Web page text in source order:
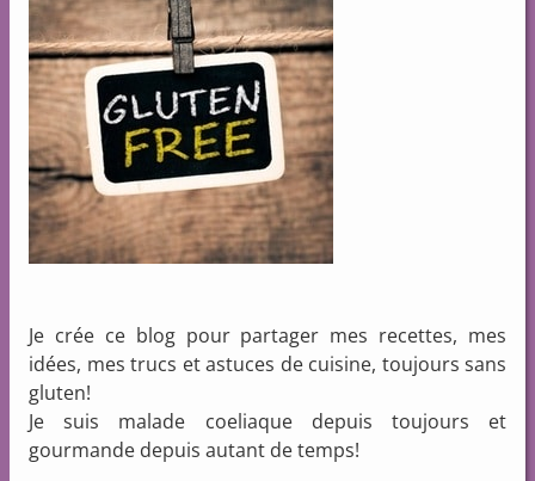
Je crée ce blog pour partager mes recettes, mes
idées, mes trucs et astuces de cuisine, toujours sans
gluten!
Je suis malade coeliaque depuis toujours et
gourmande depuis autant de temps!